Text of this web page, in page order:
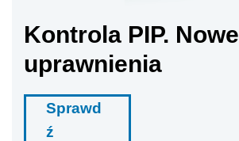
Kontrola PIP. Nowe
uprawnienia
Sprawd
ź